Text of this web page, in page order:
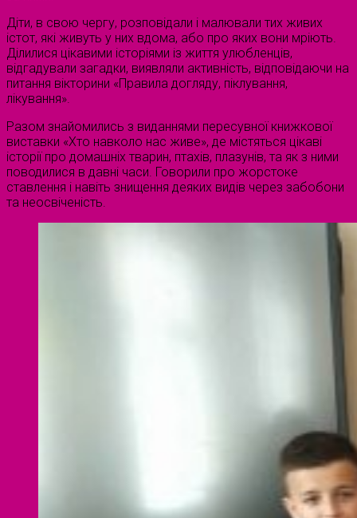
Діти, в свою чергу, розповідали і малювали тих живих
істот, які живуть у них вдома, або про яких вони мріють.
Ділилися цікавими історіями із життя улюбленців,
відгадували загадки, виявляли активність, відповідаючи на
питання вікторини «Правила догляду, піклування,
лікування».
Разом знайомились з виданнями пересувної книжкової
виставки «Хто навколо нас живе», де містяться цікаві
історії про домашніх тварин, птахів, плазунів, та як з ними
поводилися в давні часи. Говорили про жорстоке
ставлення і навіть знищення деяких видів через забобони
та неосвіченість.